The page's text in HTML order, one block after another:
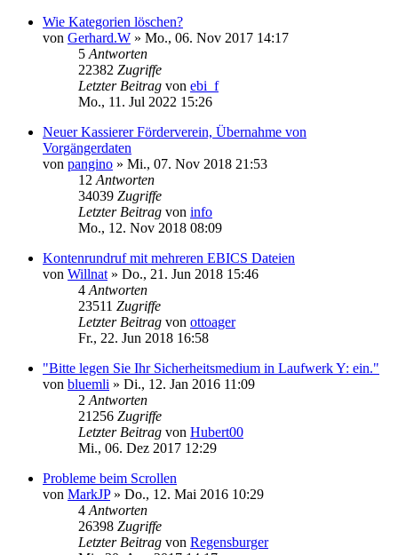
Wie Kategorien löschen?
von Gerhard.W » Mo., 06. Nov 2017 14:17
5 Antworten
22382 Zugriffe
Letzter Beitrag von ebi_f
Mo., 11. Jul 2022 15:26
Neuer Kassierer Förderverein, Übernahme von
Vorgängerdaten
von pangino » Mi., 07. Nov 2018 21:53
12 Antworten
34039 Zugriffe
Letzter Beitrag von info
Mo., 12. Nov 2018 08:09
Kontenrundruf mit mehreren EBICS Dateien
von Willnat » Do., 21. Jun 2018 15:46
4 Antworten
23511 Zugriffe
Letzter Beitrag von ottoager
Fr., 22. Jun 2018 16:58
"Bitte legen Sie Ihr Sicherheitsmedium in Laufwerk Y: ein."
von bluemli » Di., 12. Jan 2016 11:09
2 Antworten
21256 Zugriffe
Letzter Beitrag von Hubert00
Mi., 06. Dez 2017 12:29
Probleme beim Scrollen
von MarkJP» Do., 12. Mai 2016 10:29
4 Antworten
26398 Zugriffe
Letzter Beitrag von Regensburger